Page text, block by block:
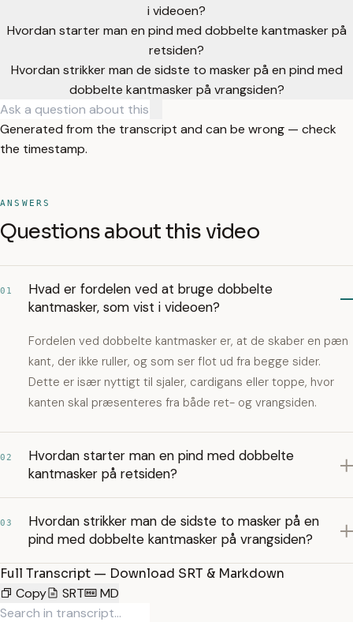
i videoen?
Hvordan starter man en pind med dobbelte kantmasker på
retsiden?
Hvordan strikker man de sidste to masker på en pind med
dobbelte kantmasker på vrangsiden?
Generated from the transcript and can be wrong — check
the timestamp.
ANSWERS
Questions about this video
01
Hvad er fordelen ved at bruge dobbelte
kantmasker, som vist i videoen?
Fordelen ved dobbelte kantmasker er, at de skaber en pæn
kant, der ikke ruller, og som ser flot ud fra begge sider.
Dette er især nyttigt til sjaler, cardigans eller toppe, hvor
kanten skal præsenteres fra både ret- og vrangsiden.
02
Hvordan starter man en pind med dobbelte
kantmasker på retsiden?
03
Hvordan strikker man de sidste to masker på en
pind med dobbelte kantmasker på vrangsiden?
Full Transcript — Download SRT & Markdown
Copy
SRT MD